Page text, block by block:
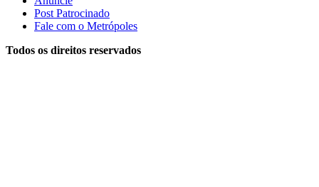
Post Patrocinado
Fale com o Metrópoles
Todos os direitos reservados